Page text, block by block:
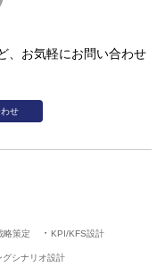
、お気軽にお問い合わせ
せ
略策定 KPI/KFS設計
グシナリオ設計